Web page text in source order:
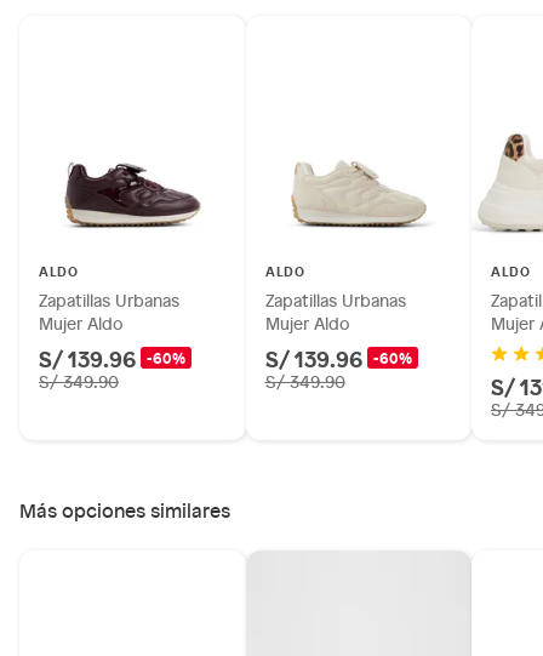
Productos que hayan sido previamente instalados.
Baterías de auto.
Motocicletas y bicicletas motorizadas.
ALDO
Zapatillas Urbanas
Mujer Aldo
S/ 139.96 -60%
S/ 349.90
ALDO
Zapatillas Urbanas
Mujer Aldo
S/ 139.96 -60%
S/ 349.90
ALDO
Mujer
S/
S/
Más opciones similares